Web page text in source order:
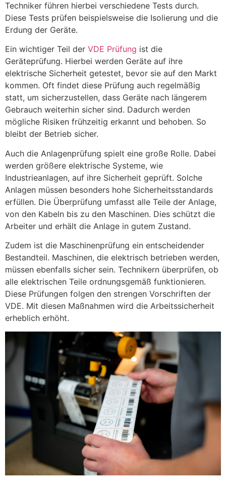
Techniker führen hierbei verschiedene Tests durch.
Diese Tests prüfen beispielsweise die Isolierung und die
Erdung der Geräte.
Ein wichtiger Teil der VDE Prüfung ist die
Geräteprüfung. Hierbei werden Geräte auf ihre
elektrische Sicherheit getestet, bevor sie auf den Markt
kommen. Oft findet diese Prüfung auch regelmäßig
statt, um sicherzustellen, dass Geräte nach längerem
Gebrauch weiterhin sicher sind. Dadurch werden
mögliche Risiken frühzeitig erkannt und behoben. So
bleibt der Betrieb sicher.
Auch die Anlagenprüfung spielt eine große Rolle. Dabei
werden größere elektrische Systeme, wie
Industrieanlagen, auf ihre Sicherheit geprüft. Solche
Anlagen müssen besonders hohe Sicherheitsstandards
erfüllen. Die Überprüfung umfasst alle Teile der Anlage,
von den Kabeln bis zu den Maschinen. Dies schützt die
Arbeiter und erhält die Anlage in gutem Zustand.
Zudem ist die Maschinenprüfung ein entscheidender
Bestandteil. Maschinen, die elektrisch betrieben werden,
müssen ebenfalls sicher sein. Technikern überprüfen, ob
alle elektrischen Teile ordnungsgemäß funktionieren.
Diese Prüfungen folgen den strengen Vorschriften der
VDE. Mit diesen Maßnahmen wird die Arbeitssicherheit
erheblich erhöht.